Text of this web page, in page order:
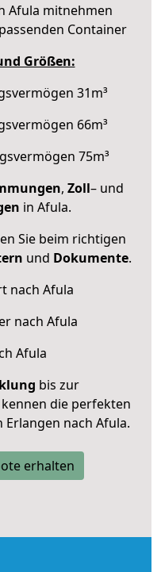
Afula mitnehmen
Container
Größen:
31m³
66m³
75m³
, Zoll– und
in Afula.
Sie beim richtigen
und Dokumente.
nach Afula
nach Afula
Afula
bis zur
kennen die perfekten
nach Afula.
erhalten